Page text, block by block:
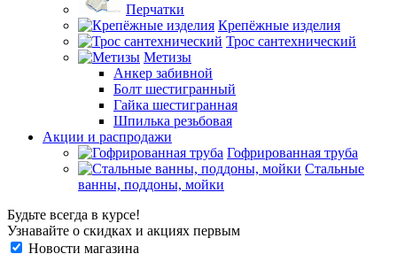
Перчатки
Крепёжные изделия
Трос сантехнический
Метизы
Анкер забивной
Болт шестигранный
Гайка шестигранная
Шпилька резьбовая
Акции и распродажи
Гофрированная труба
Стальные
ванны, поддоны, мойки
Будьте всегда в курсе!
Узнавайте о скидках и акциях первым
Новости магазина